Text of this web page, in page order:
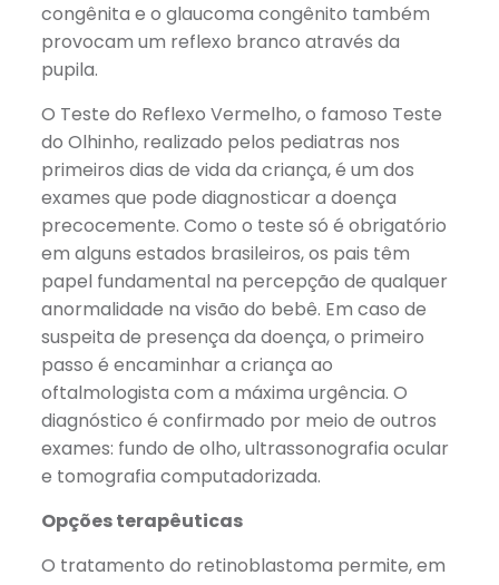
congênita e o glaucoma congênito também
provocam um reflexo branco através da
pupila.
O Teste do Reflexo Vermelho, o famoso Teste
do Olhinho, realizado pelos pediatras nos
primeiros dias de vida da criança, é um dos
exames que pode diagnosticar a doença
precocemente. Como o teste só é obrigatório
em alguns estados brasileiros, os pais têm
papel fundamental na percepção de qualquer
anormalidade na visão do bebê. Em caso de
suspeita de presença da doença, o primeiro
passo é encaminhar a criança ao
oftalmologista com a máxima urgência. O
diagnóstico é confirmado por meio de outros
exames: fundo de olho, ultrassonografia ocular
e tomografia computadorizada.
Opções terapêuticas
O tratamento do retinoblastoma permite, em